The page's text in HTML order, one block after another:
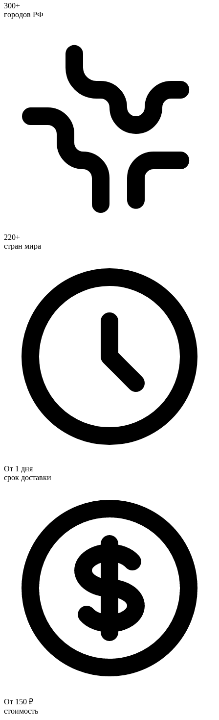
300+
городов РФ
220+
стран мира
От 1 дня
срок доставки
От 150 ₽
стоимость